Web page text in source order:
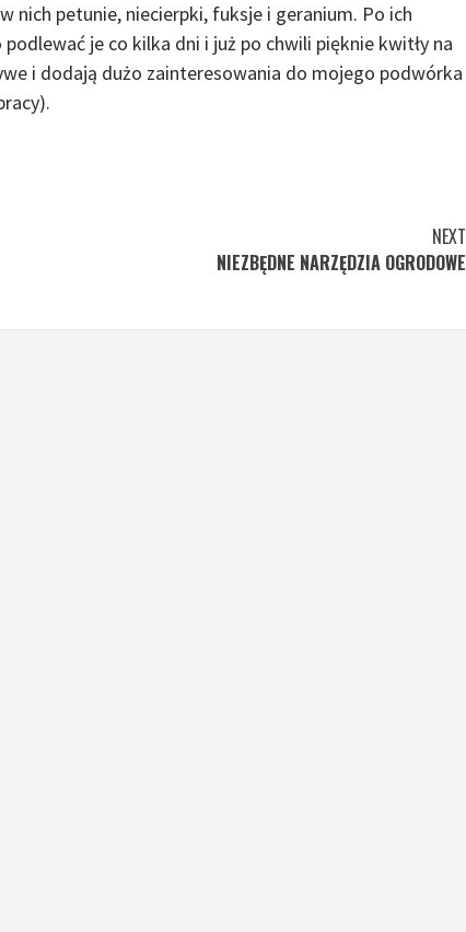
nich petunie, niecierpki, fuksje i geranium. Po ich
je co kilka dni i już po chwili pięknie kwitły na
i dodają dużo zainteresowania do mojego podwórka
NEXT
NIEZBĘDNE NARZĘDZIA OGRODOWE